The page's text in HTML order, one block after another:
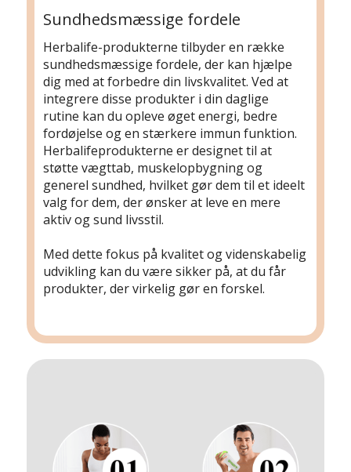
Sundhedsmæssige fordele
Herbalife-produkterne tilbyder en række
sundhedsmæssige fordele, der kan hjælpe
dig med at forbedre din livskvalitet. Ved at
integrere disse produkter i din daglige
rutine kan du opleve øget energi, bedre
fordøjelse og en stærkere immun funktion.
Herbalifeprodukterne er designet til at
støtte vægttab, muskelopbygning og
generel sundhed, hvilket gør dem til et ideelt
valg for dem, der ønsker at leve en mere
aktiv og sund livsstil.
Med dette fokus på kvalitet og videnskabelig
udvikling kan du være sikker på, at du får
produkter, der virkelig gør en forskel.